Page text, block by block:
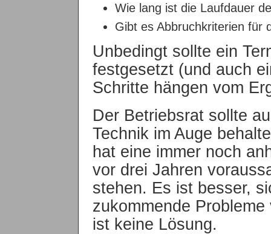
Wie lang ist die Laufdauer
Gibt es Abbruchkriterien für
Unbedingt sollte ein
festgesetzt (und auch
Schritte hängen vom
Der Betriebsrat sollte
Technik im Auge
hat eine immer noch
vor drei Jahren
stehen. Es ist besser,
zukommende
ist keine Lösung.